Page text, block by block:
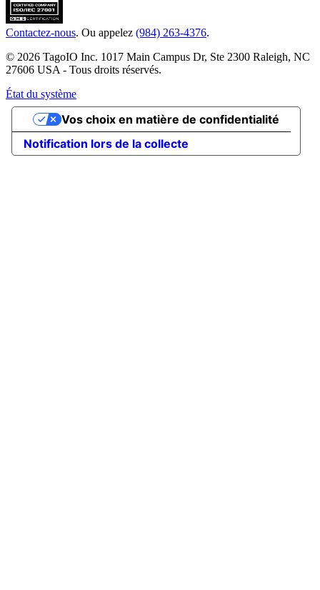
Contactez-nous. Ou appelez (984) 263-4376.
© 2026 TagoIO Inc. 1017 Main Campus Dr, Ste 2300 Raleigh, NC
27606 USA - Tous droits réservés.
État du système
Notification lors de la collecte
Vos choix en matière de confidentialité